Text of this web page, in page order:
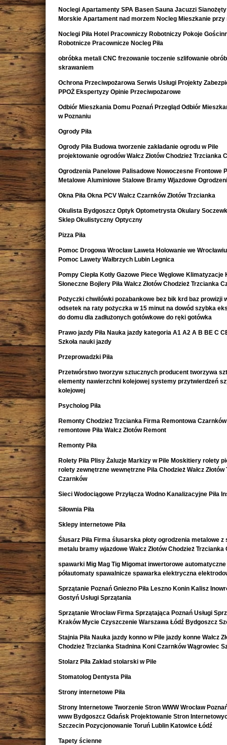
Noclegi Apartamenty SPA Basen Sauna Jacuzzi
Morskie Apartament nad morzem Nocleg Mieszkanie przy
Noclegi Piła Hotel Pracowniczy Robotniczy Pokoje
Robotnicze Pracownicze Nocleg Piła
obróbka metali CNC frezowanie toczenie szlifowanie
skrawaniem
Ochrona Przeciwpożarowa Serwis Usługi Projekty
PPOŻ Ekspertyzy Opinie Przeciwpożarowe
Odbiór Mieszkania Domu Poznań Przegląd Odbiór
w Poznaniu
Ogrody Piła
Ogrody Piła Budowa tworzenie zakładanie ogrodu w Pile
projektowanie ogrodów Wałcz Złotów Chodzież Trzcianka
Ogrodzenia Panelowe Palisadowe Nowoczesne Frontowe
Metalowe Aluminiowe Stalowe Bramy Wjazdowe
Okna Piła Okna PCV Wałcz Czarnków Złotów Trzcianka
Okulista Bydgoszcz Optyk Optometrysta Okulary
Sklep Okulistyczny Optyczny
Pizza Piła
Pomoc Drogowa Wrocław Laweta Holowanie we
Pomoc Lawety Wałbrzych Lubin Legnica
Pompy Ciepła Kotły Gazowe Piece Węglowe Klimatyzacje
Słoneczne Bojlery Piła Wałcz Złotów Chodzież Trzcianka
Pożyczki chwilówki pozabankowe bez bik krd baz prowizji
odsetek na raty pożyczka w 15 minut na dowód szybka
do domu dla zadłużonych gotówkowe do ręki gotówka
Prawo jazdy Piła Nauka jazdy kategoria A1 A2 A B BE C
Szkoła nauki jazdy
Przeprowadzki Piła
Przetwórstwo tworzyw sztucznych producent tworzywa
elementy nawierzchni kolejowej systemy przytwierdzeń
kolejowej
Psycholog Piła
Remonty Chodzież Trzcianka Firma Remontowa Czarnków
remontowe Piła Wałcz Złotów Remont
Remonty Piła
Rolety Piła Plisy Żaluzje Markizy w Pile Moskitiery rolety
rolety zewnętrzne wewnętrzne Pila Chodzież Wałcz Złotów
Czarnków
Sieci Wodociągowe Przyłącza Wodno Kanalizacyjne Piła
Siłownia Piła
Sklepy internetowe Piła
Ślusarz Piła Firma ślusarska płoty ogrodzenia metalowe z
metalu bramy wjazdowe Wałcz Złotów Chodzież Trzcianka
spawarki Mig Mag Tig Migomat inwertorowe automatyczne
półautomaty spawalnicze spawarka elektryczna
Sprzątanie Poznań Gniezno Piła Leszno Konin Kalisz
Gostyń Usługi Sprzątania
Sprzątanie Wrocław Firma Sprzątająca Poznań Usługi
Kraków Mycie Czyszczenie Warszawa Łódź Bydgoszcz
Stajnia Piła Nauka jazdy konno w Pile jazdy konne Wałcz
Chodzież Trzcianka Stadnina Koni Czarnków Wągrowiec
Stolarz Piła Zakład stolarski w Pile
Stomatolog Dentysta Piła
Strony internetowe Piła
Strony Internetowe Tworzenie Stron WWW Wrocław
www Bydgoszcz Gdańsk Projektowanie Stron
Szczecin Pozycjonowanie Toruń Lublin Katowice Łódź
Tapety ścienne